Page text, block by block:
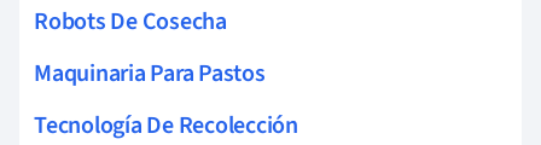
Robots De Cosecha
Maquinaria Para Pastos
Tecnología De Recolección